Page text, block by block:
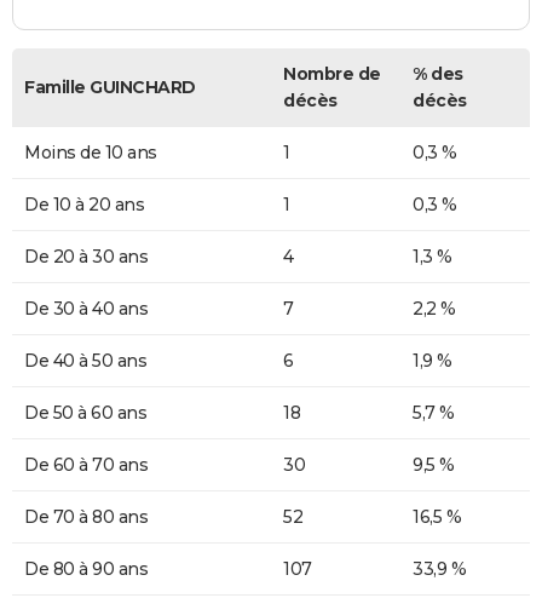
Famille GUINCHARD
Nombre de
décès
% des
décès
Moins de 10 ans 1 0,3 %
De 10 à 20 ans 1 0,3 %
De 20 à 30 ans 4 1,3 %
De 30 à 40 ans 7 2,2 %
De 40 à 50 ans 6 1,9 %
De 50 à 60 ans 18 5,7 %
De 60 à 70 ans 30 9,5 %
De 70 à 80 ans 52 16,5 %
De 80 à 90 ans 107 33,9 %